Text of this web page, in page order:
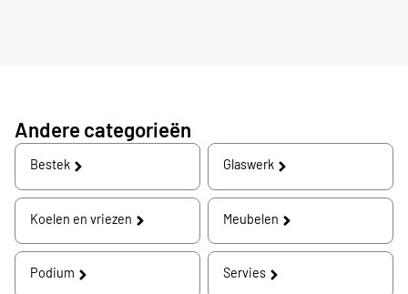
Andere categorieën
Bestek Glaswerk
Koelen en vriezen Meubelen
Podium Servies